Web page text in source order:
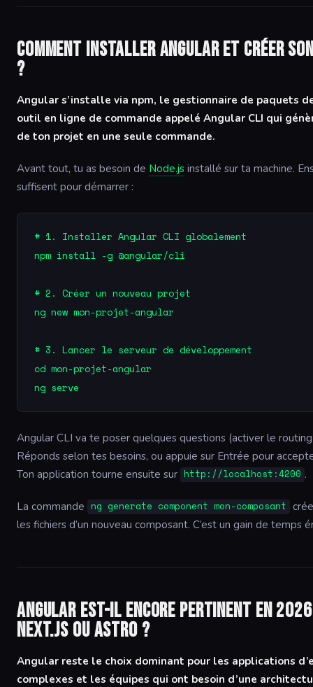
Comment installer Angular et créer
?
Angular s’installe via npm, le gestionnaire de paquets
outil en ligne de commande appelé Angular CLI qui
de ton projet en une seule commande.
Avant tout, tu as besoin de Node.js installé sur ta machine.
suffisent pour démarrer :
# 1. Installer Angular CLI globalement
npm install -g @angular/cli
# 2. Créer un nouveau projet
ng new mon-projet-angular
# 3. Lancer le serveur de développement
cd mon-projet-angular
Angular CLI va te poser quelques questions (activer le
Réponds selon tes besoins, ou appuie sur Entrée pour
Ton application tourne ensuite sur http://localhost:4200 .
La commande ng generate component mon-composant
les fichiers d’un nouveau composant. C’est un gain de temps
Angular est-il encore pertinent en
Next.js ou Astro ?
Angular reste le choix dominant pour les applications
complexes et les équipes qui ont besoin d’une